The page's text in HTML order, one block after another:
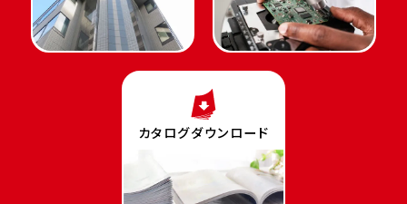
カタログダウンロード